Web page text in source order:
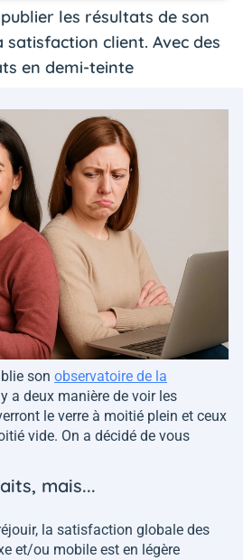
les résultats de son
client. Avec des
en demi-teinte
son observatoire de la
a deux manière de voir les
le verre à moitié plein et ceux
vide. On a décidé de vous
mais...
la satisfaction globale des
et/ou mobile est en légère